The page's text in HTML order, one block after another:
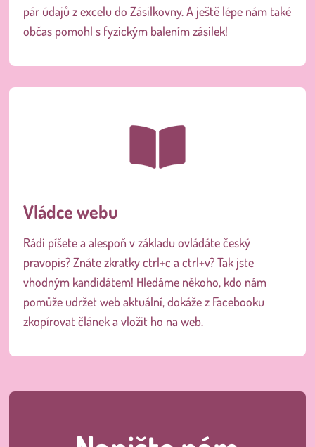
pár údajů z excelu do Zásilkovny. A ještě lépe nám také
občas pomohl s fyzickým balením zásilek!
Vládce webu
Rádi píšete a alespoň v základu ovládáte český
pravopis? Znáte zkratky ctrl+c a ctrl+v? Tak jste
vhodným kandidátem! Hledáme někoho, kdo nám
pomůže udržet web aktuální, dokáže z Facebooku
zkopírovat článek a vložit ho na web.